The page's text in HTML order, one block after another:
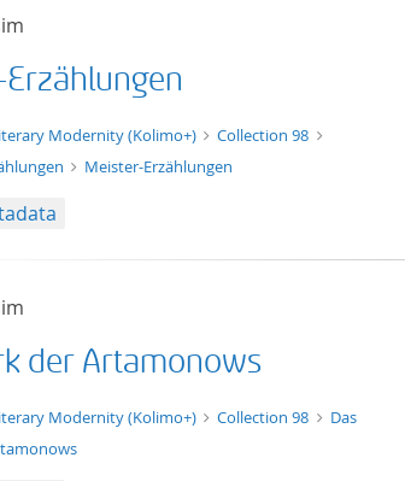
Modernity (Kolimo+)
Collection 98
Meister-Erzählungen
der Artamonows
Modernity (Kolimo+) Collection 98
Das